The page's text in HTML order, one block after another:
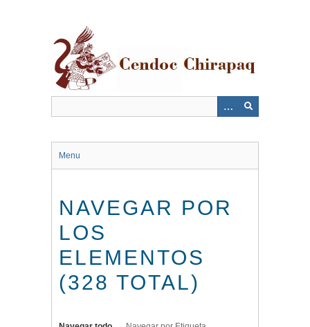
Menu
NAVEGAR POR
LOS
ELEMENTOS
(328 TOTAL)